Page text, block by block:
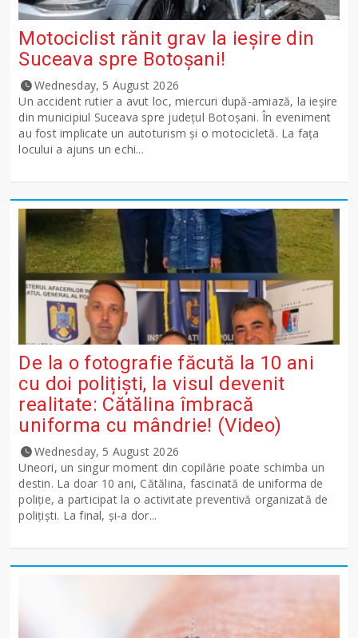
Motociclist rănit grav la ieșire din
Suceava spre Botoșani!
Wednesday, 5 August 2026
Un accident rutier a avut loc, miercuri după-amiază, la ieșire
din municipiul Suceava spre județul Botoșani. În eveniment
au fost implicate un autoturism și o motocicletă. La fața
locului a ajuns un echi...
De la o fotografie făcută la 10 ani
cu doi polițiști, la visul devenit
realitate: Cătălina îmbracă
uniforma cu mândrie! (Video)
Wednesday, 5 August 2026
Uneori, un singur moment din copilărie poate schimba un
destin. La doar 10 ani, Cătălina, fascinată de uniforma de
poliție, a participat la o activitate preventivă organizată de
polițiști. La final, și-a dor...